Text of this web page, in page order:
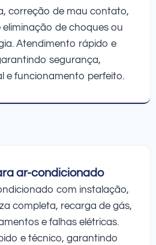
correção de mau contato,
de choques ou
Atendimento rápido e
segurança,
e funcionamento perfeito.
ar-condicionado
com instalação,
completa, recarga de gás,
e falhas elétricas.
e técnico, garantindo